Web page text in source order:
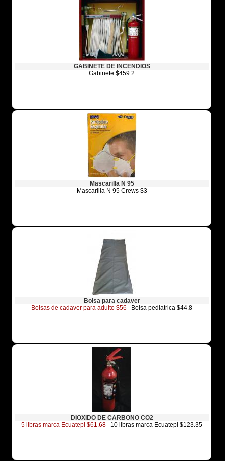
GABINETE DE INCENDIOS
Gabinete $459.2
Mascarilla N 95
Mascarilla N 95 Crews $3
Bolsa para cadaver
Bolsas de cadaver para adulto $56Bolsa pediatrica $44.8
DIOXIDO DE CARBONO CO2
5 libras marca Ecuatepi $61.6810 libras marca Ecuatepi $123.35